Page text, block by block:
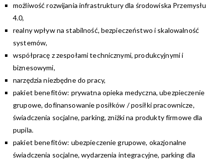
możliwość rozwijania infrastruktury dla środowiska Przemysłu
4.0,
realny wpływ na stabilność, bezpieczeństwo i skalowalność
systemów,
współpracę z zespołami technicznymi, produkcyjnymi i
biznesowymi,
narzędzia niezbędne do pracy,
pakiet benefitów: prywatna opieka medyczna, ubezpieczenie
grupowe, dofinansowanie posiłków / posiłki pracownicze,
świadczenia socjalne, parking, zniżki na produkty firmowe dla
pupila.
pakiet benefitów: ubezpieczenie grupowe, okazjonalne
świadczenia socjalne, wydarzenia integracyjne, parking dla